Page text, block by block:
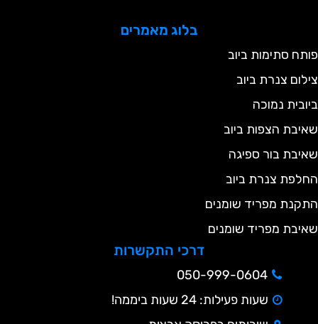
בלוג מאמרים
סתימות ביוב
צנרת ביוב
נמוכה
הצפות ביוב
בור ספיגה
צנרת ביוב
מפריד שומנים
מפריד שומנים
דרכי התקשרות
050-999-0604
שעות פעילות: 24 שעות ביממה!